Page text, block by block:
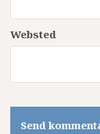
Websted